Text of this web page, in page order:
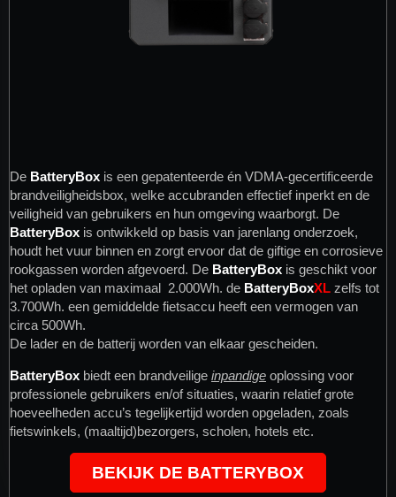
De BatteryBox is een gepatenteerde én VDMA-gecertificeerde
brandveiligheidsbox, welke accubranden effectief inperkt en de
veiligheid van gebruikers en hun omgeving waarborgt. De
BatteryBox is ontwikkeld op basis van jarenlang onderzoek,
houdt het vuur binnen en zorgt ervoor dat de giftige en corrosieve
rookgassen worden afgevoerd. De BatteryBox is geschikt voor
het opladen van maximaal 2.000Wh. de BatteryBoxXL zelfs tot
3.700Wh. een gemiddelde fietsaccu heeft een vermogen van
circa 500Wh.
De lader en de batterij worden van elkaar gescheiden.
BatteryBox biedt een brandveilige inpandige oplossing voor
professionele gebruikers en/of situaties, waarin relatief grote
hoeveelheden accu’s tegelijkertijd worden opgeladen, zoals
fietswinkels, (maaltijd)bezorgers, scholen, hotels etc.
BEKIJK DE BATTERYBOX